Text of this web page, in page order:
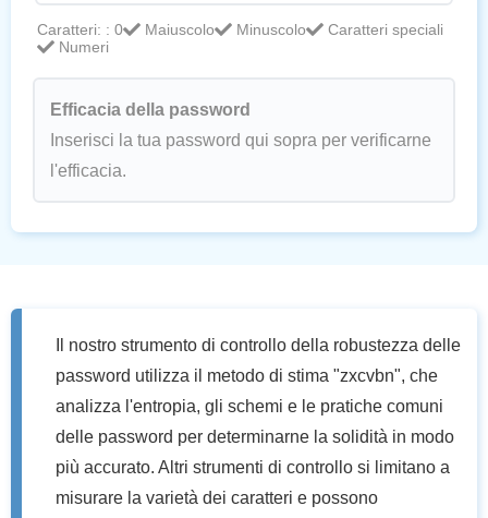
Caratteri: : 0 Maiuscolo Minuscolo
Caratteri speciali
Numeri
Efficacia della password
Inserisci la tua password qui sopra per verificarne
l'efficacia.
Il nostro strumento di controllo della robustezza delle
password utilizza il metodo di stima "zxcvbn", che
analizza l'entropia, gli schemi e le pratiche comuni
delle password per determinarne la solidità in modo
più accurato. Altri strumenti di controllo si limitano a
misurare la varietà dei caratteri e possono